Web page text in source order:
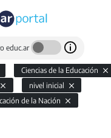
educ.ar
Ciencias de la Educación
nivel inicial
de la Nación